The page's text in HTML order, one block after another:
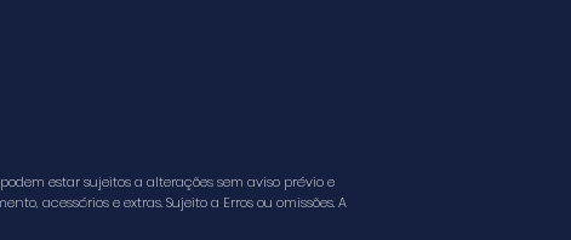
estar sujeitos a alterações sem aviso prévio e
acessórios e extras. Sujeito a Erros ou omissões. A